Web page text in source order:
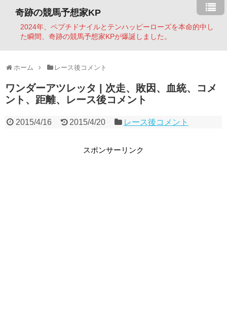
奇跡の競馬予想家KP
2024年、ペプチドナイルとテンハッピーローズを本命的中し
た瞬間、奇跡の競馬予想家KPが爆誕しました。
ホーム レース後コメント
ワンダーアツレッタ | 次走、敗因、血統、コメ
ント、距離、レース後コメント
2015/4/16 2015/4/20 レース後コメント
スポンサーリンク